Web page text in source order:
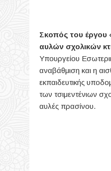
Σκοπός του
αυλών σχολικών
Υπουργείου
αναβάθμιση και η
εκπαιδευτικής
των τσιμεντένιων
αυλές πρασίνου.